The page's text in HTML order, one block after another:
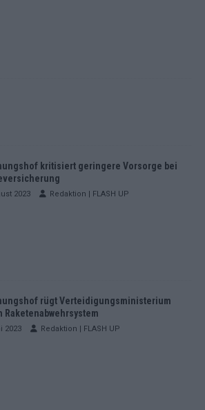
kritisiert geringere Vorsorge bei
2023 Redaktion | FLASH UP
rügt Verteidigungsministerium
Raketenabwehrsystem
2023 Redaktion | FLASH UP